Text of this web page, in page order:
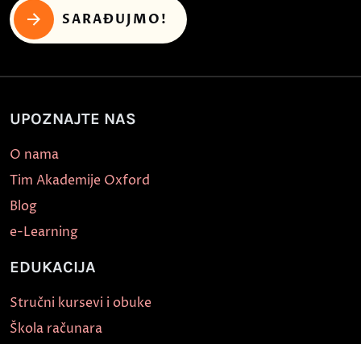
SARAĐUJMO!
UPOZNAJTE NAS
O nama
Tim Akademije Oxford
Blog
e-Learning
EDUKACIJA
Stručni kursevi i obuke
Škola računara